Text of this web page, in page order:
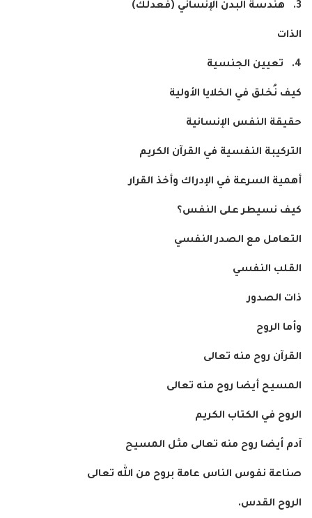
3. هندسة البدن الإنساني (فعدلك)
الذات
4. تعيين الجنسية
كيف نُخلق في الخلايا الأولية
حقيقة النفس الإنسانية
التركيبة النفسية في القرآن الكريم
أهمية السرعة في الإدراك وأخذ القرار
كيف نسيطر على النفس؟
التعامل مع الصدر النفسي
القلب النفسي
ذات الصدور
وأما الروح
القرآن روح منه تعالى
المسيح أيضا روح منه تعالى
الروح في الكتاب الكريم
آدم أيضا روح منه تعالى مثل المسيح
صناعة نفوس الناس عامة بروح من الله تعالى
الروح القدس.